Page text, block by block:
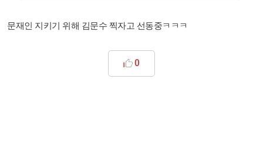
문재인 지키기 위해 김문수 찍자고 선동중ㅋㅋㅋ
0